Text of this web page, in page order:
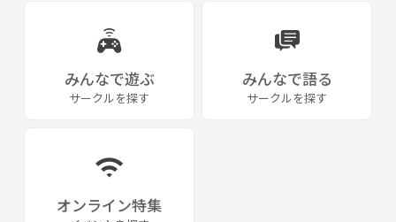
みんなで遊ぶ
サークルを探す
みんなで語る
サークルを探す
オンライン特集